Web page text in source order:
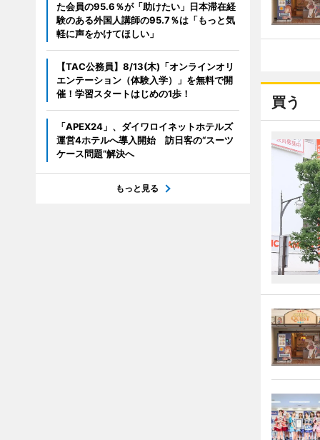
買う
た会員の95.6％が「助けたい」日本滞在経
験のある外国人講師の95.7％は「もっと気
軽に声をかけてほしい」
【TAC公務員】8/13(木)「オンラインオリ
エンテーション（体験入学）」を無料で開
催！学習スタートはじめの1歩！
「APEX24」、ダイワロイネットホテルズ
運営4ホテルへ導入開始 訪日客の“スーツ
ケース問題”解決へ
もっと見る